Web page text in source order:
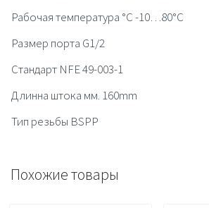
Рабочая температура °C -10…80°C
Размер порта G1/2
Стандарт NFE 49-003-1
Длинна штока мм. 160mm
Тип резьбы BSPP
Похожие товары